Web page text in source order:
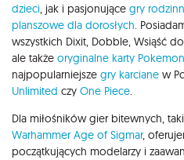
dzieci, jak i pasjonujące gry
planszowe dla dorosłych.
wszystkich Dixit, Dobble, Wsiąść
ale także oryginalne karty
najpopularniejsze gry karciane w
Unlimited czy One Piece.
Dla miłośników gier bitewnych,
Warhammer Age of Sigmar,
początkujących modelarzy i